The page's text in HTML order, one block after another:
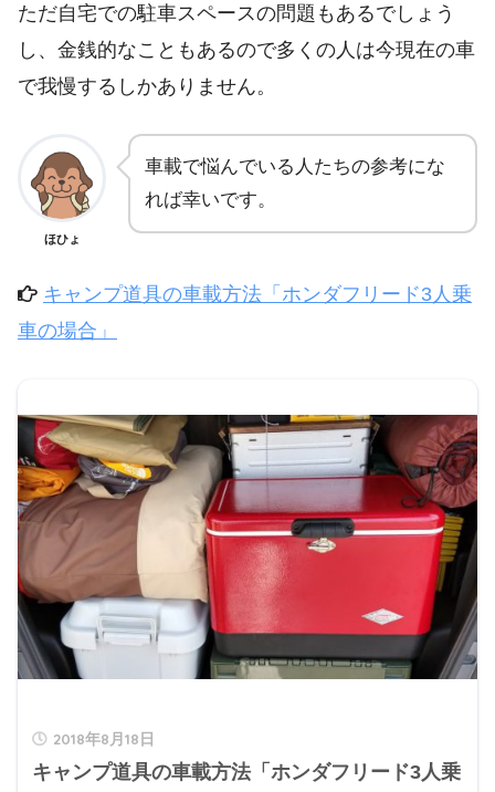
ただ自宅での駐車スペースの問題もあるでしょう
し、金銭的なこともあるので多くの人は今現在の車
で我慢するしかありません。
ほひょ
車載で悩んでいる人たちの参考にな
れば幸いです。
キャンプ道具の車載方法「ホンダフリード3人乗
車の場合」
2018年8月18日
キャンプ道具の車載方法「ホンダフリード3人乗